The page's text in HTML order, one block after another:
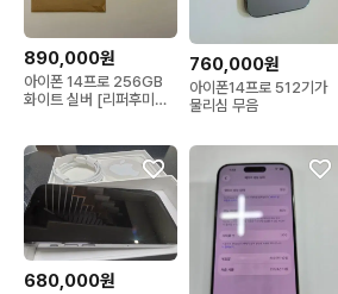
890,000원
아이폰 14프로 256GB
화이트 실버 [리퍼후미사
760,000원
아이폰14프로 512기가
물리심 무음
680,000원